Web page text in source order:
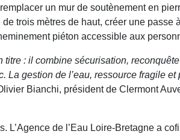
un mur de soutènement en
trois mètres de haut, créer une passe
piéton accessible aux
titre : il combine sécurisation,
La gestion de l’eau, ressource fragile
Bianchi, président de Clermont
L’Agence de l’Eau Loire-Bretagne a